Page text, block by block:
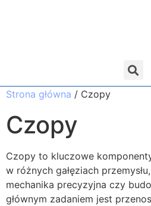
Strona główna / Czopy
Czopy
Czopy to kluczowe
w różnych gałęziach
mechanika precyzyjna czy
głównym zadaniem jest